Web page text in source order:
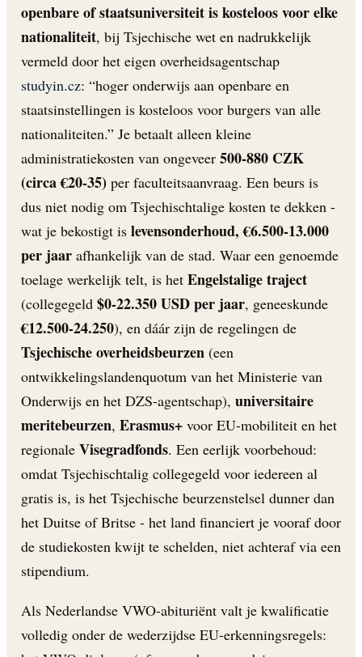
openbare of staatsuniversiteit is kosteloos voor elke
nationaliteit, bij Tsjechische wet en nadrukkelijk
vermeld door het eigen overheidsagentschap
studyin.cz: “hoger onderwijs aan openbare en
staatsinstellingen is kosteloos voor burgers van alle
nationaliteiten.” Je betaalt alleen kleine
administratiekosten van ongeveer 500-880 CZK
(circa €20-35) per faculteitsaanvraag. Een beurs is
dus niet nodig om Tsjechischtalige kosten te dekken -
wat je bekostigt is levensonderhoud, €6.500-13.000
per jaar afhankelijk van de stad. Waar een genoemde
toelage werkelijk telt, is het Engelstalige traject
(collegegeld $0-22.350 USD per jaar, geneeskunde
€12.500-24.250), en dáár zijn de regelingen de
Tsjechische overheidsbeurzen (een
ontwikkelingslandenquotum van het Ministerie van
Onderwijs en het DZS-agentschap), universitaire
meritebeurzen, Erasmus+ voor EU-mobiliteit en het
regionale Visegradfonds. Een eerlijk voorbehoud:
omdat Tsjechischtalig collegegeld voor iedereen al
gratis is, is het Tsjechische beurzenstelsel dunner dan
het Duitse of Britse - het land financiert je vooraf door
de studiekosten kwijt te schelden, niet achteraf via een
stipendium.
Als Nederlandse VWO-abituriënt valt je kwalificatie
volledig onder de wederzijdse EU-erkenningsregels: